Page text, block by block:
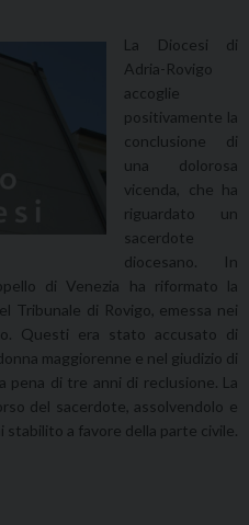
La Diocesi di
Adria-Rovigo
accoglie
positivamente la
conclusione di
una dolorosa
vicenda, che ha
riguardato un
sacerdote
diocesano. In
di Venezia ha riformato la
Tribunale di Rovigo, emessa nei
Questi era stato accusato di
maggiorenne e nel giudizio di
di tre anni di reclusione. La
del sacerdote, assolvendolo e
a favore della parte civile.